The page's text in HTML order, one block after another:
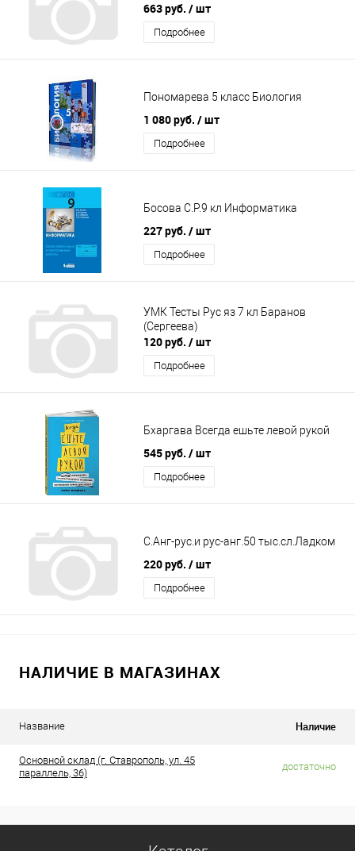
663 руб. / шт
Подробнее
Пономарева 5 класс Биология
1 080 руб. / шт
Подробнее
Босова С.Р.9 кл Информатика
227 руб. / шт
Подробнее
УМК Тесты Рус яз 7 кл Баранов
(Сергеева)
120 руб. / шт
Подробнее
Бхаргава Всегда ешьте левой рукой
545 руб. / шт
Подробнее
С.Анг-рус.и рус-анг.50 тыс.сл.Ладком
220 руб. / шт
Подробнее
НАЛИЧИЕ В МАГАЗИНАХ
Название Наличие
Основной склад (г. Ставрополь, ул. 45
параллель, 36)
достаточно